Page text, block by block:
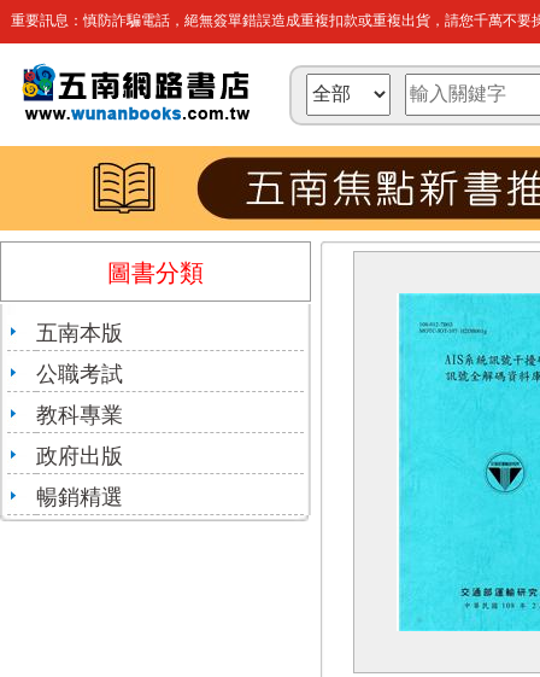
重要訊息：慎防詐騙電話，絕無簽單錯誤造成重複扣款或重複出貨，請您千萬不要
圖書分類
五南本版
公職考試
教科專業
政府出版
暢銷精選